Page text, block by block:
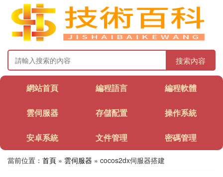
搜索內容
網站首頁 編程語言 編程軟體
雲伺服器 存儲配置 操作系統
安卓系統 文件管理 密碼管理
當前位置： 首頁 » 雲伺服器 » cocos2dx伺服器搭建